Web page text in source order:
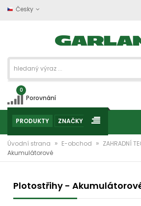
Česky
0
Porovnání
PRODUKTY ZNAČKY
Úvodní strana » E-obchod » ZAHRADNÍ
Akumulátorové
Plotostřihy -